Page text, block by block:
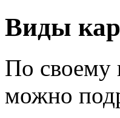
Виды
По своему
можно